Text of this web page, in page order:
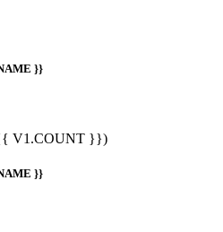
}}
V1.COUNT }})
}}